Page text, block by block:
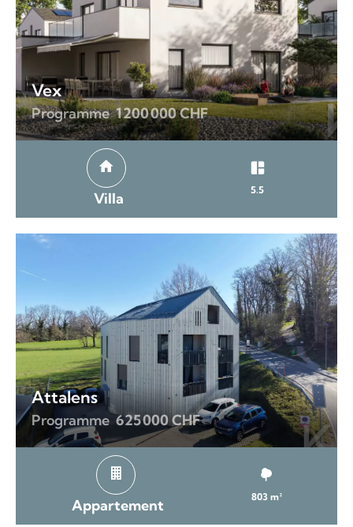
Vex
Programme 1 200 000 CHF
Villa 5.5
Attalens
Programme 625 000 CHF
Appartement 803 m²